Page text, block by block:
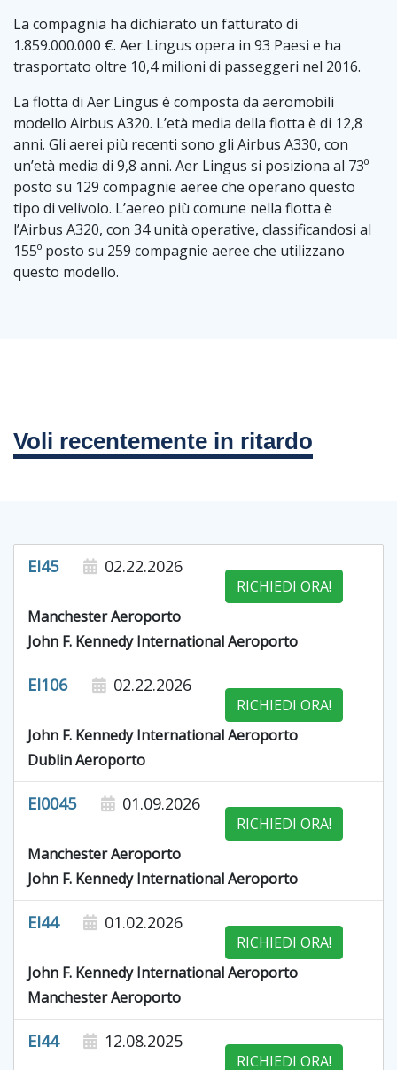
La compagnia ha dichiarato un fatturato di
1.859.000.000 €. Aer Lingus opera in 93 Paesi e ha
trasportato oltre 10,4 milioni di passeggeri nel 2016.
La flotta di Aer Lingus è composta da aeromobili
modello Airbus A320. L’età media della flotta è di 12,8
anni. Gli aerei più recenti sono gli Airbus A330, con
un’età media di 9,8 anni. Aer Lingus si posiziona al 73º
posto su 129 compagnie aeree che operano questo
tipo di velivolo. L’aereo più comune nella flotta è
l’Airbus A320, con 34 unità operative, classificandosi al
155º posto su 259 compagnie aeree che utilizzano
questo modello.
Voli recentemente in ritardo
EI45 02.22.2026
RICHIEDI ORA!
Manchester Aeroporto
John F. Kennedy International Aeroporto
EI106 02.22.2026
RICHIEDI ORA!
John F. Kennedy International Aeroporto
Dublin Aeroporto
EI0045 01.09.2026
RICHIEDI ORA!
Manchester Aeroporto
John F. Kennedy International Aeroporto
EI44 01.02.2026
RICHIEDI ORA!
John F. Kennedy International Aeroporto
Manchester Aeroporto
EI44 12.08.2025
RICHIEDI ORA!